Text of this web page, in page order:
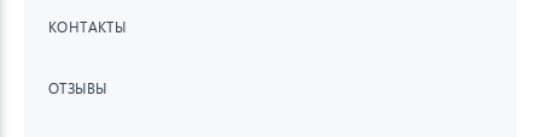
КОНТАКТЫ
ОТЗЫВЫ